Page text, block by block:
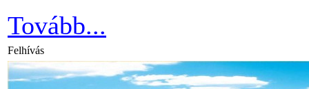
Tovább...
Felhívás